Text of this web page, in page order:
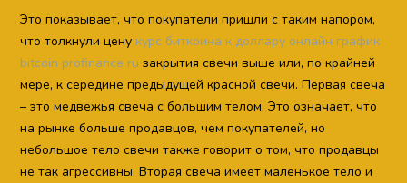
Это показывает, что покупатели пришли с таким напором,
что толкнули цену курс биткоина к доллару онлайн график
bitcoin profinance ru закрытия свечи выше или, по крайней
мере, к середине предыдущей красной свечи. Первая свеча
– это медвежья свеча с большим телом. Это означает, что
на рынке больше продавцов, чем покупателей, но
небольшое тело свечи также говорит о том, что продавцы
не так агрессивны. Вторая свеча имеет маленькое тело и